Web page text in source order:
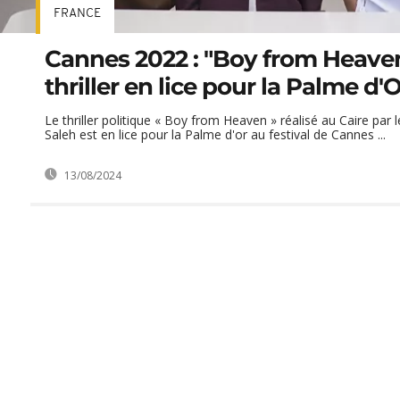
FRANCE
Cannes 2022 : "Boy from
thriller en lice pour la Palme
Le thriller politique « Boy from Heaven » réalisé au Caire par
Saleh est en lice pour la Palme d'or au festival de Cannes ...
13/08/2024